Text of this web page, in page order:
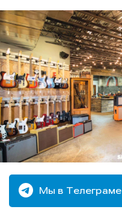
Мы в Телеграме